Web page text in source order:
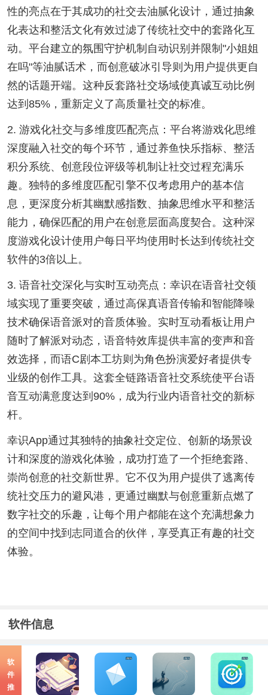
性的亮点在于其成功的社交去油腻化设计，通过抽象
化表达和整活文化有效过滤了传统社交中的套路化互
动。平台建立的氛围守护机制自动识别并限制"小姐姐
在吗"等油腻话术，而创意破冰引导则为用户提供更自
然的话题开端。这种反套路社交场域使真诚互动比例
达到85%，重新定义了高质量社交的标准。
2. 游戏化社交与多维度匹配亮点：平台将游戏化思维
深度融入社交的每个环节，通过养鱼快乐指标、整活
积分系统、创意段位评级等机制让社交过程充满乐
趣。独特的多维度匹配引擎不仅考虑用户的基本信
息，更深度分析其幽默感指数、抽象思维水平和整活
能力，确保匹配的用户在创意层面高度契合。这种深
度游戏化设计使用户每日平均使用时长达到传统社交
软件的3倍以上。
3. 语音社交深化与实时互动亮点：幸识在语音社交领
域实现了重要突破，通过高保真语音传输和智能降噪
技术确保语音派对的音质体验。实时互动看板让用户
随时了解派对动态，语音特效库提供丰富的变声和音
效选择，而语C剧本工坊则为角色扮演爱好者提供专
业级的创作工具。这套全链路语音社交系统使平台语
音互动满意度达到90%，成为行业内语音社交的新标
杆。
幸识App通过其独特的抽象社交定位、创新的场景设
计和深度的游戏化体验，成功打造了一个拒绝套路、
崇尚创意的社交新世界。它不仅为用户提供了逃离传
统社交压力的避风港，更通过幽默与创意重新点燃了
数字社交的乐趣，让每个用户都能在这个充满想象力
的空间中找到志同道合的伙伴，享受真正有趣的社交
体验。
软件信息
软
件
推